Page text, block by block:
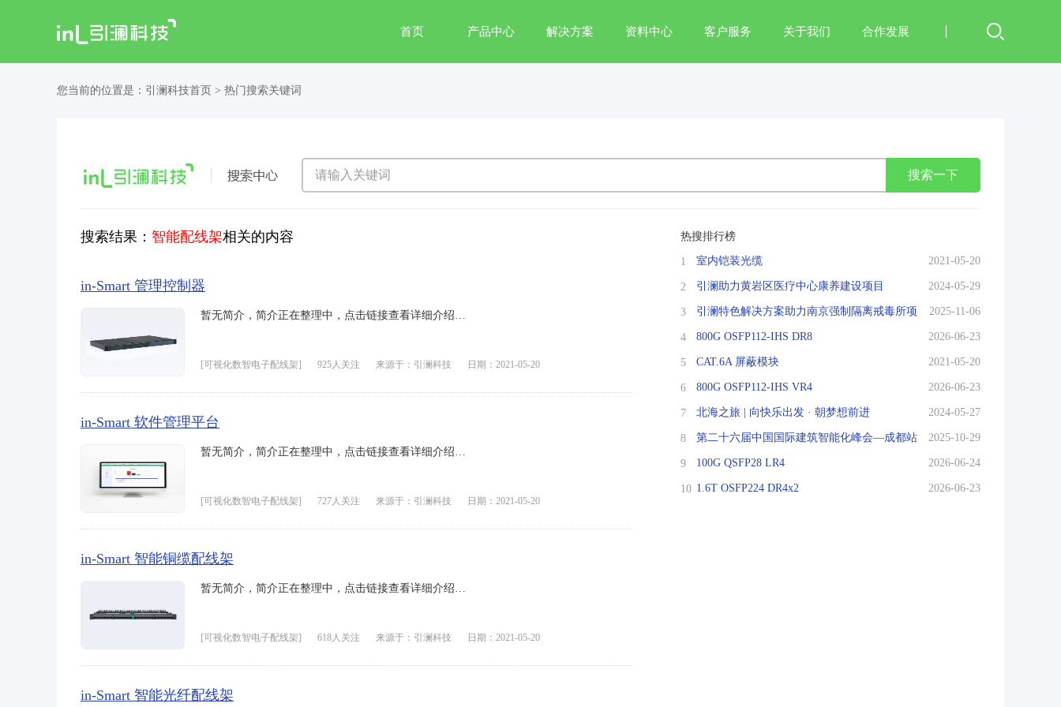
首页 产品中心 解决方案 资料中心 客户服务 关于我们 合作发展
您当前的位置是： 引澜科技首页 > 热门搜索关键词
搜索一下
搜索结果： 智能配线架相关的内容
in-Smart 管理控制器
暂无简介，简介正在整理中，点击链接查看详细介绍…
[可视化数智电子配线架] 925人关注 来源于：引澜科技 日期：2021-05-20
in-Smart 软件管理平台
暂无简介，简介正在整理中，点击链接查看详细介绍…
[可视化数智电子配线架] 727人关注 来源于：引澜科技 日期：2021-05-20
in-Smart 智能铜缆配线架
暂无简介，简介正在整理中，点击链接查看详细介绍…
[可视化数智电子配线架] 618人关注 来源于：引澜科技 日期：2021-05-20
in-Smart 智能光纤配线架
热搜排行榜
2021-05-20
1 室内铠装光缆
2024-05-29
2 引澜助力黄岩区医疗中心康养建设项目
2025-11-06
3 引澜特色解决方案助力南京强制隔离戒毒所项
2026-06-23
4 800G OSFP112-IHS DR8
2021-05-20
5 CAT.6A 屏蔽模块
2026-06-23
6 800G OSFP112-IHS VR4
2024-05-27
7 北海之旅 | 向快乐出发 · 朝梦想前进
2025-10-29
8 第二十六届中国国际建筑智能化峰会—成都站
2026-06-24
9 100G QSFP28 LR4
2026-06-23
10 1.6T OSFP224 DR4x2